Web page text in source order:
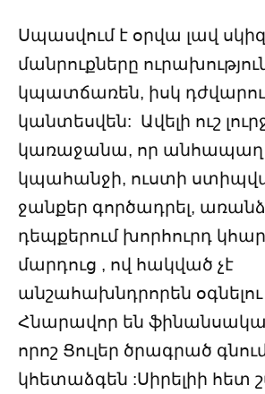
Սպասվում է օրվա լավ
մանրուքները
կպատճառեն, իսկ
կանտեսվեն: Ավելի ուշ
կառաջանա, որ անհապաղ
կպահանջի, ուստի
ջանքեր գործադրել,
դեպքերում խորհուրդ
մարդուց , ով հակված չէ
անշահախնդրորեն օգնելու
Հնարավոր են
որոշ Ցուլեր ծրագրած
կհետաձգեն :Սիրելիի հետ